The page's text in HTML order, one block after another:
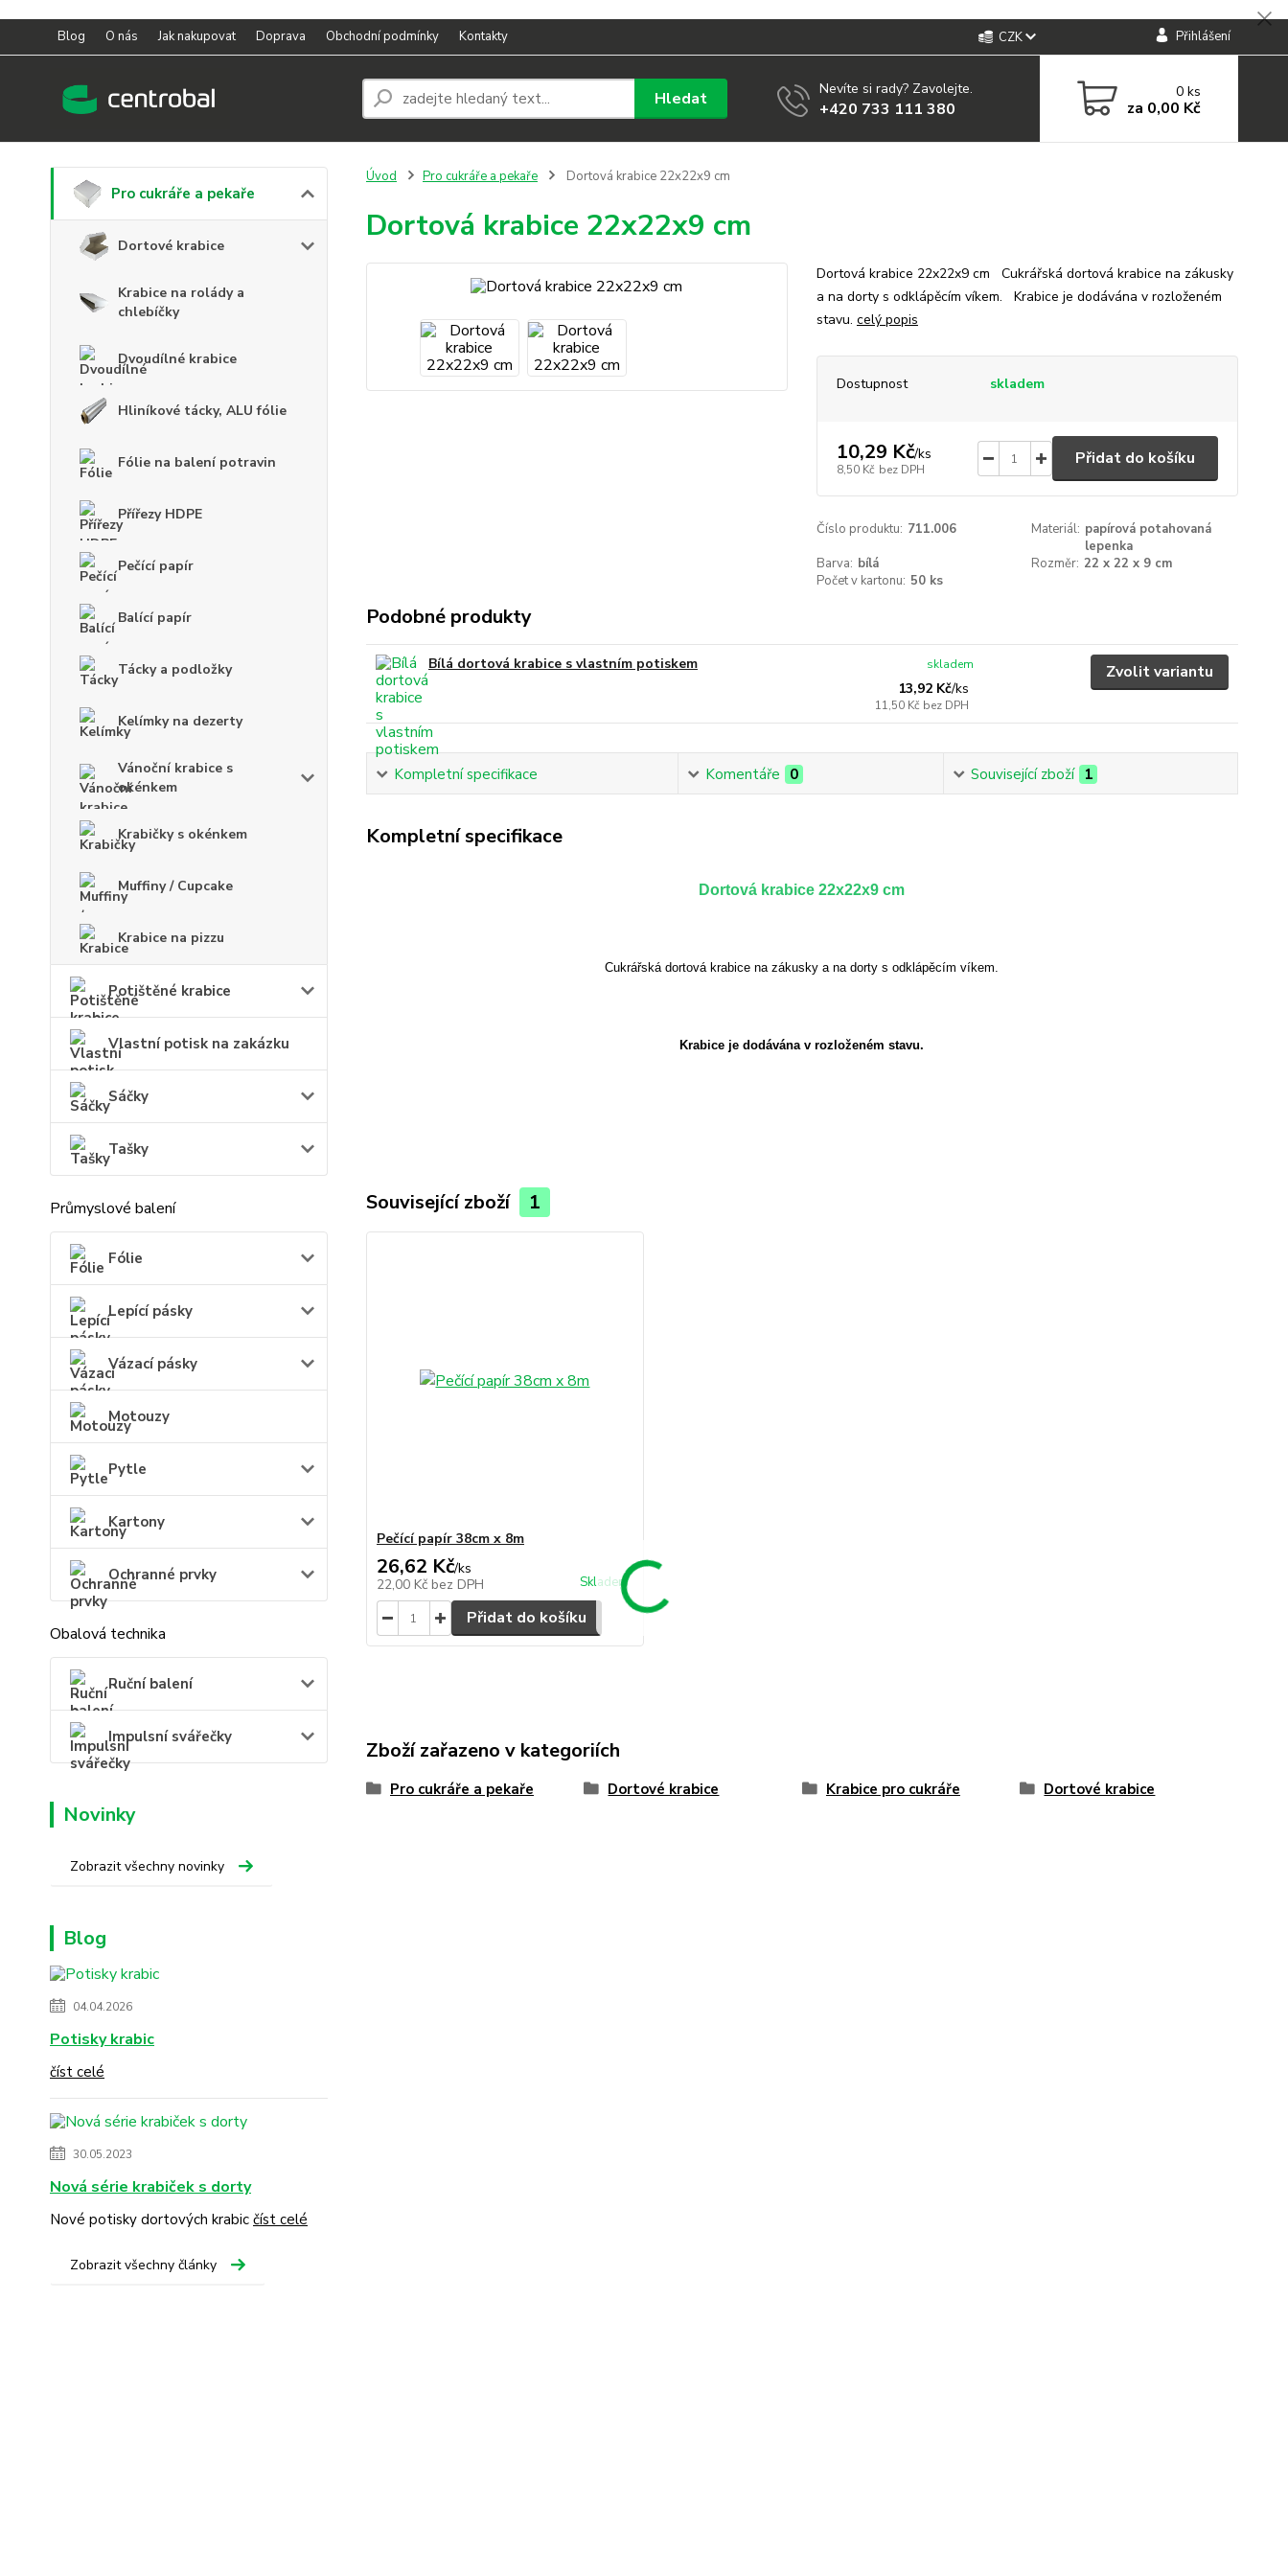
Blog O nás Jak nakupovat Doprava Obchodní podmínky Kontakty CZK Přihlášení
Hledat Nevíte si rady? Zavolejte.
+420 733 111 380
0ks
za 0,00 Kč
Pro cukráře a pekaře
Dortové krabice
Krabice na rolády a
chlebíčky
Dvoudílné krabice
Hliníkové tácky, ALU fólie
Fólie na balení potravin
Přířezy HDPE
Pečící papír
Balící papír
Tácky a podložky
Kelímky na dezerty
Vánoční krabice s
okénkem
Krabičky s okénkem
Muffiny / Cupcake
Krabice na pizzu
Potištěné krabice
Vlastní potisk na zakázku
Sáčky
Tašky
Průmyslové balení
Fólie
Lepící pásky
Vázací pásky
Motouzy
Pytle
Kartony
Ochranné prvky
Obalová technika
Ruční balení
Impulsní svářečky
Novinky
Zobrazit všechny novinky
Blog
04.04.2026
Potisky krabic
číst celé
30.05.2023
Nová série krabiček s dorty
Nové potisky dortových krabic číst celé
Zobrazit všechny články
Úvod Pro cukráře a pekaře Dortová krabice 22x22x9 cm
Dortová krabice 22x22x9 cm
Dortová krabice 22x22x9 cm Cukrářská dortová krabice na zákusky
a na dorty s odklápěcím víkem. Krabice je dodávána v rozloženém
stavu. celý popis
Dostupnost skladem
10,29 Kč/ks
8,50 Kč bez DPH
Přidat do košíku
Číslo produktu: 711.006 Materiál: papírová potahovaná
lepenka
Barva: bílá Rozměr: 22 x 22 x 9 cm
Počet v kartonu: 50 ks
Podobné produkty
Bílá dortová krabice s vlastním potiskem
13,92 Kč/ks
11,50 Kč bez DPH
skladem Zvolit variantu
Kompletní specifikace Komentáře 0 Související zboží 1
Kompletní specifikace
Dortová krabice 22x22x9 cm
Cukrářská dortová krabice na zákusky a na dorty s odklápěcím víkem.
Krabice je dodávána v rozloženém stavu.
Související zboží 1
Pečící papír 38cm x 8m
26,62 Kč/ks
22,00 Kč bez DPH Skladem
Přidat do košíku
Zboží zařazeno v kategoriích
Pro cukráře a pekaře Dortové krabice Krabice pro cukráře Dortové krabice